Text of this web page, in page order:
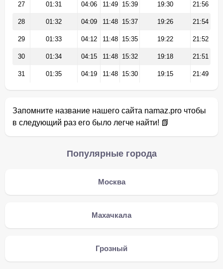
27 01:31 04:06 11:49 15:39 19:30 21:56
28 01:32 04:09 11:48 15:37 19:26 21:54
29 01:33 04:12 11:48 15:35 19:22 21:52
30 01:34 04:15 11:48 15:32 19:18 21:51
31 01:35 04:19 11:48 15:30 19:15 21:49
Запомните название нашего сайта namaz.pro чтобы
в следующий раз его было легче найти! 📗
Популярные города
Москва
Махачкала
Грозный